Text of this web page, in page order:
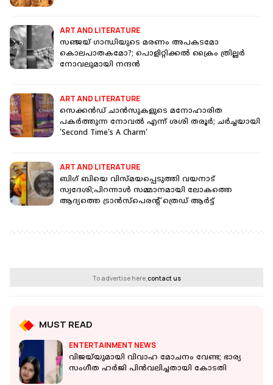
ART AND LITERATURE
സഞ്ജയ് ഗാന്ധിയുടെ മരണം അപകടമോ
കൊലപാതകമോ?; പൊളിറ്റിക്കൽ ക്രൈം ത്രില്ലർ
നോവലുമായി നന്ദൻ
ART AND LITERATURE
സെക്കൻഡ് ചാൻസുകളുടെ മനോഹാരിത
പകർത്തുന്ന നോവൽ എന്ന് ശശി തരൂർ; ചർച്ചയായി
'Second Time's A Charm'
ART AND LITERATURE
ബിഗ് ബിയെ വിസ്മയപ്പെടുത്തി വയനാട്
സ്വദേശി;പിറന്നാൾ സമ്മാനമായി ലോകത്തെ
ആദ്യത്തെ ട്രാന്‍സ്‌പെരൻ്റ് ത്രെഡ് ആർട്ട്
To advertise here,contact us
MUST READ
ENTERTAINMENT NEWS
വിജയ്‌യുമായി വിവാഹ മോചനം വേണ്ട; ഭാര്യ
സംഗീത ഹര്‍ജി പിന്‍വലിച്ചതായി കോടതി